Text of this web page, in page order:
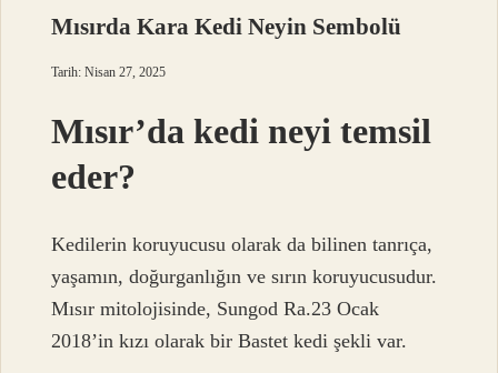
Mısırda Kara Kedi Neyin Sembolü
Tarih: Nisan 27, 2025
Mısır’da kedi neyi temsil
eder?
Kedilerin koruyucusu olarak da bilinen tanrıça,
yaşamın, doğurganlığın ve sırın koruyucusudur.
Mısır mitolojisinde, Sungod Ra.23 Ocak
2018’in kızı olarak bir Bastet kedi şekli var.